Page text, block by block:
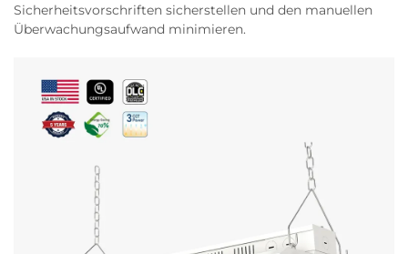
Sicherheitsvorschriften sicherstellen und den manuellen
Überwachungsaufwand minimieren.